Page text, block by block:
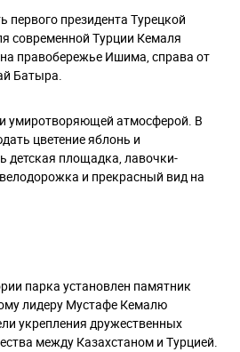
первого президента Турецкой
современной Турции Кемаля
правобережье Ишима, справа от
Батыра.
умиротворяющей атмосферой. В
цветение яблонь и
детская площадка, лавочки-
и прекрасный вид на
парка установлен памятник
лидеру Мустафе Кемалю
укрепления дружественных
между Казахстаном и Турцией.